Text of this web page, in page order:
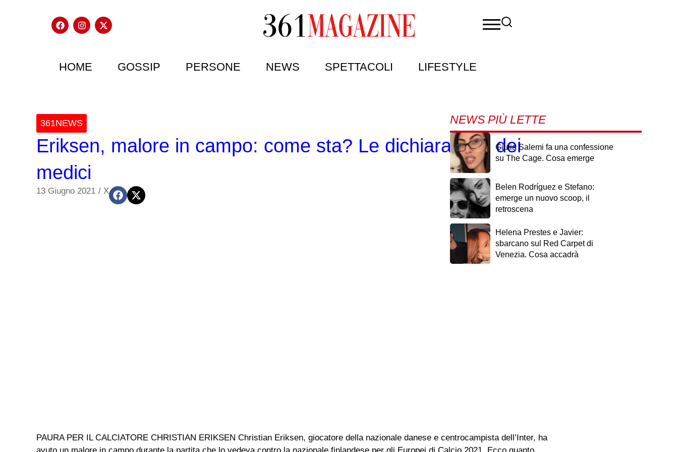
HOME GOSSIP PERSONE NEWS SPETTACOLI LIFESTYLE
361NEWS
Eriksen, malore in campo: come sta? Le dichiarazioni dei
medici
13 Giugno 2021 / X
PAURA PER IL CALCIATORE CHRISTIAN ERIKSEN Christian Eriksen, giocatore della nazionale danese e centrocampista dell’Inter, ha
NEWS PIÙ LETTE
Giulia Salemi fa una confessione
su The Cage. Cosa emerge
Belen Rodríguez e Stefano:
emerge un nuovo scoop, il
retroscena
Helena Prestes e Javier:
sbarcano sul Red Carpet di
Venezia. Cosa accadrà